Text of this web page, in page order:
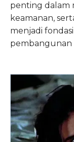
penting dalam
keamanan,
menjadi
pembangunan